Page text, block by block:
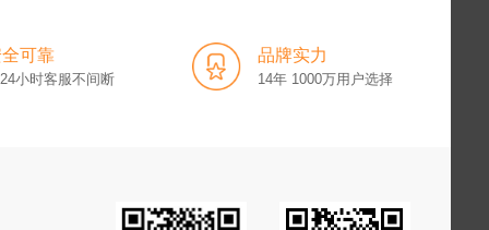
可靠
小时客服不间断
品牌实力
14年 1000万用户选择